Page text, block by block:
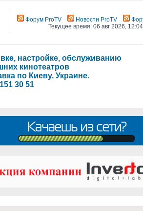
Форум ProTV Новости ProTV
Текущее время: 06 авг 2026, 12:04
настройке, обслуживанию
кинотеатров
по Киеву, Украине.
30 51